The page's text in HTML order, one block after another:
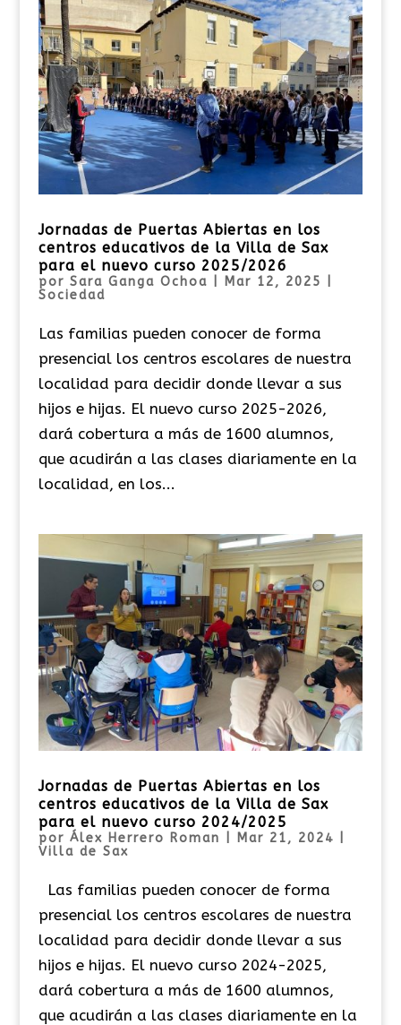
Jornadas de Puertas Abiertas en los
centros educativos de la Villa de Sax
para el nuevo curso 2025/2026
por Sara Ganga Ochoa Mar 12, 2025
Sociedad
Las familias pueden conocer de forma
presencial los centros escolares de nuestra
localidad para decidir donde llevar a sus
hijos e hijas. El nuevo curso 2025-2026,
dará cobertura a más de 1600 alumnos,
que acudirán a las clases diariamente en la
localidad, en los...
Jornadas de Puertas Abiertas en los
centros educativos de la Villa de Sax
para el nuevo curso 2024/2025
por Álex Herrero Roman Mar 21, 2024
Villa de Sax
Las familias pueden conocer de forma
presencial los centros escolares de nuestra
localidad para decidir donde llevar a sus
hijos e hijas. El nuevo curso 2024-2025,
dará cobertura a más de 1600 alumnos,
que acudirán a las clases diariamente en la